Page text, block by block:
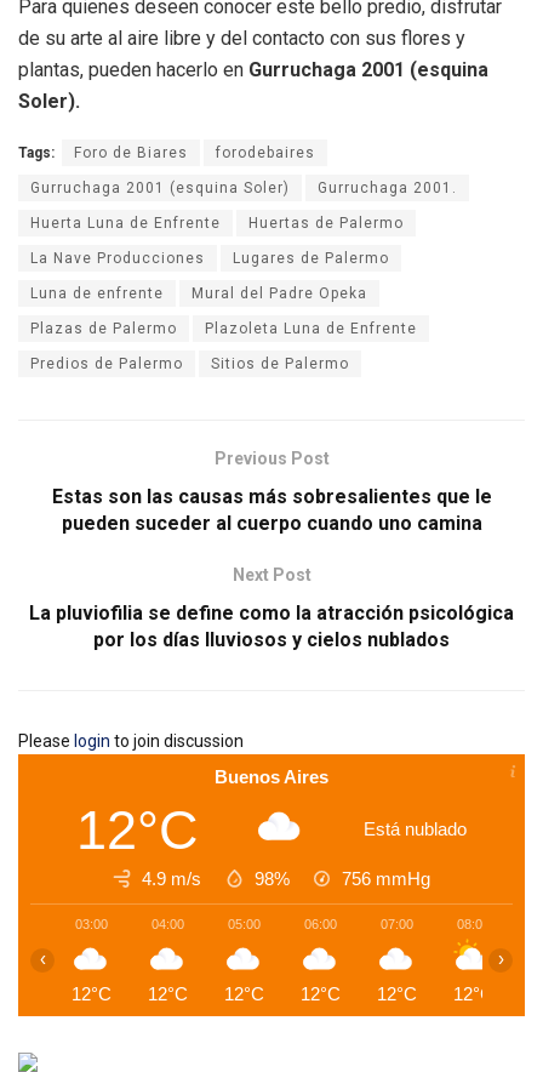
Para quienes deseen conocer este bello predio, disfrutar
de su arte al aire libre y del contacto con sus flores y
plantas, pueden hacerlo en Gurruchaga 2001 (esquina
Soler).
Tags: Foro de Biares forodebaires
Gurruchaga 2001 (esquina Soler) Gurruchaga 2001.
Huerta Luna de Enfrente Huertas de Palermo
La Nave Producciones Lugares de Palermo
Luna de enfrente Mural del Padre Opeka
Plazas de Palermo Plazoleta Luna de Enfrente
Predios de Palermo Sitios de Palermo
Previous Post
Estas son las causas más sobresalientes que le
pueden suceder al cuerpo cuando uno camina
Next Post
La pluviofilia se define como la atracción psicológica
por los días lluviosos y cielos nublados
Please login to join discussion
Buenos Aires
12°C Está nublado
4.9 m/s 98% 756 mmHg
03:00
12°C
04:00
12°C
05:00
12°C
06:00
12°C
07:00
12°C
08:00
12°C
‹ ›